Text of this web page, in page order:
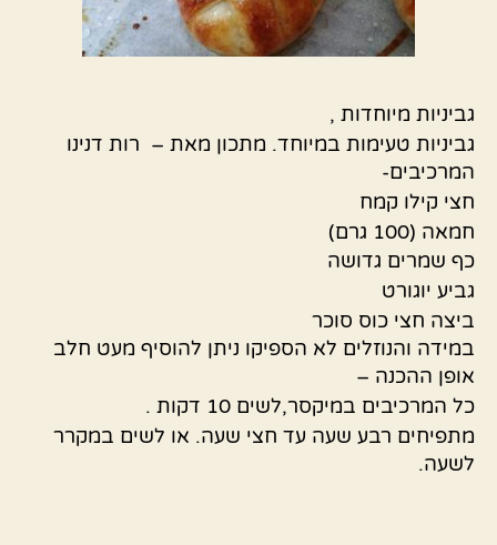
גביניות מיוחדות ,
גביניות טעימות במיוחד. מתכון מאת – רות דנינו
המרכיבים-
חצי קילו קמח
חמאה (100 גרם)
כף שמרים גדושה
גביע יוגורט
ביצה חצי כוס סוכר
במידה והנוזלים לא הספיקו ניתן להוסיף מעט חלב
אופן ההכנה –
כל המרכיבים במיקסר,לשים 10 דקות .
מתפיחים רבע שעה עד חצי שעה. או לשים במקרר
לשעה.